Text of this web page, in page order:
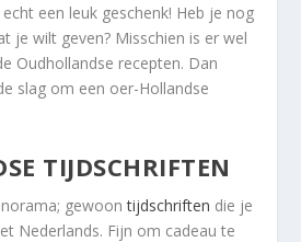
een leuk geschenk! Heb je nog
je wilt geven? Misschien is er wel
Oudhollandse recepten. Dan
slag om een oer-Hollandse
TIJDSCHRIFTEN
gewoontijdschriften die je
Nederlands. Fijn om cadeau te